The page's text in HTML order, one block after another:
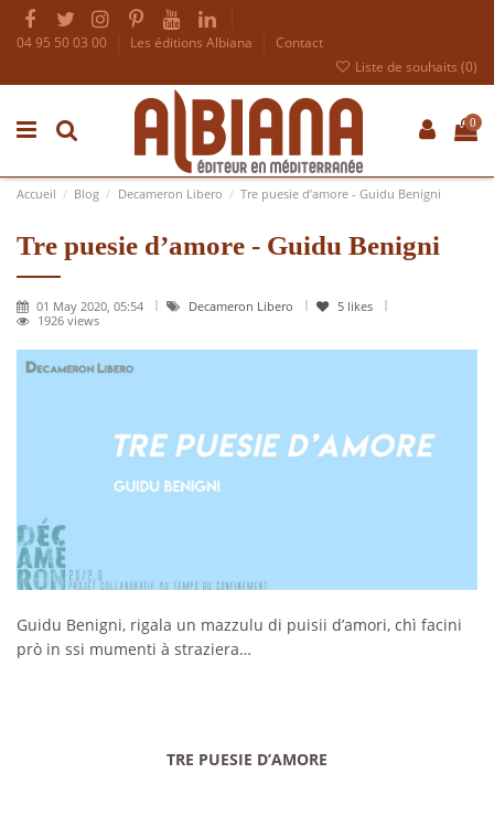
04 95 50 03 00 Les éditions Albiana
Contact
Liste de souhaits (0)
0
Accueil Blog Decameron Libero Tre puesie d’amore - Guidu Benigni
Tre puesie d’amore - Guidu Benigni
01 May 2020, 05:54 Decameron Libero 5 likes
1926 views
Guidu Benigni, rigala un mazzulu di puisii d’amori, chì facini
prò in ssi mumenti à straziera…
TRE PUESIE D’AMORE